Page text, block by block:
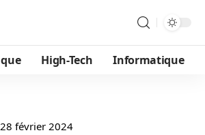
High-Tech Informatique
28 février 2024